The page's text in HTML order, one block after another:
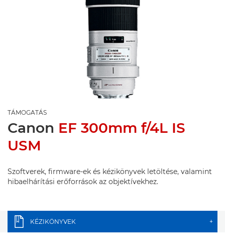
TÁMOGATÁS
Canon EF 300mm f/4L IS
USM
Szoftverek, firmware-ek és kézikönyvek letöltése, valamint
hibaelhárítási erőforrások az objektívekhez.
KÉZIKÖNYVEK +